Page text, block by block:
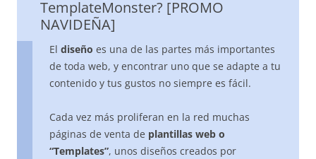
TemplateMonster? [PROMO
NAVIDEÑA]
El diseño es una de las partes más importantes
de toda web, y encontrar uno que se adapte a tu
contenido y tus gustos no siempre es fácil.
Cada vez más proliferan en la red muchas
páginas de venta de plantillas web o
“Templates”, unos diseños creados por